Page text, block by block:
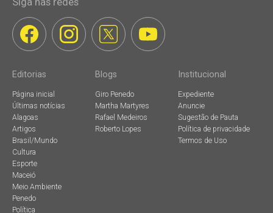
Editorias
Página inicial
Últimas notícias
Alagoas
Artigos
Brasil/Mundo
Cultura
Esporte
Maceió
Meio Ambiente
Penedo
Política
Blogs
Giro Penedo
Martha Martyres
Rafael Medeiros
Roberto Lopes
Institucional
Expediente
Anuncie
Sugestão de Pauta
Política de privacidade
Termos de Uso